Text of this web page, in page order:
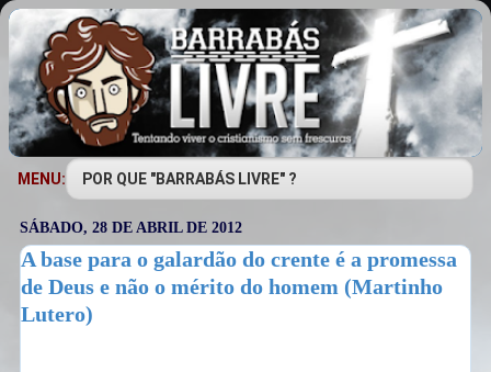
MENU:
SÁBADO, 28 DE ABRIL DE 2012
A base para o galardão do crente é a promessa
de Deus e não o mérito do homem (Martinho
Lutero)